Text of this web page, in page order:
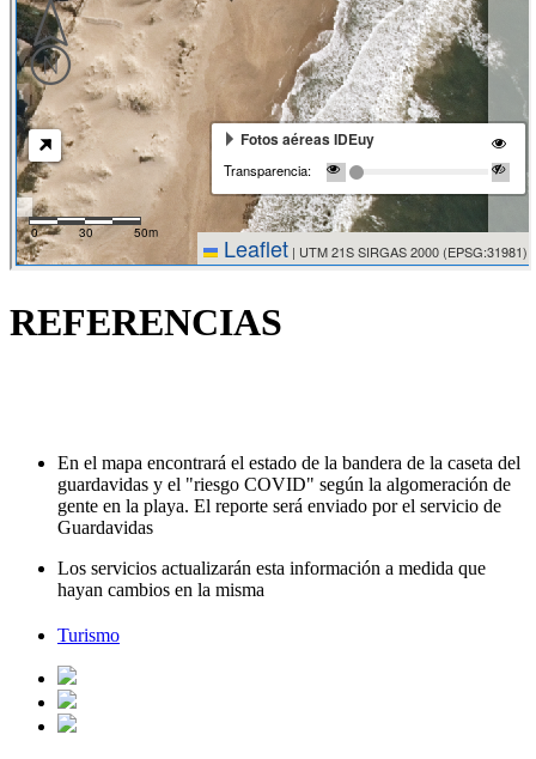
REFERENCIAS
En el mapa encontrará el estado de la bandera de la caseta del
guardavidas y el "riesgo COVID" según la algomeración de
gente en la playa. El reporte será enviado por el servicio de
Guardavidas
Los servicios actualizarán esta información a medida que
hayan cambios en la misma
Turismo